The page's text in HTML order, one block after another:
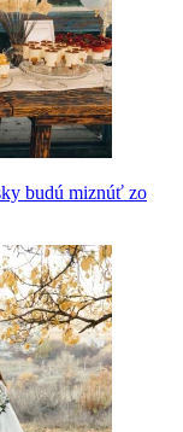
budú miznúť zo